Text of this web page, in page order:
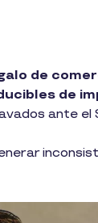
de
de
ante el